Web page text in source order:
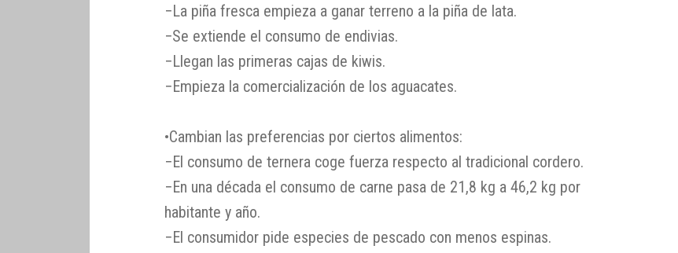
−La piña fresca empieza a ganar terreno a la piña de lata.
−Se extiende el consumo de endivias.
−Llegan las primeras cajas de kiwis.
−Empieza la comercialización de los aguacates.
•Cambian las preferencias por ciertos alimentos:
−El consumo de ternera coge fuerza respecto al tradicional cordero.
−En una década el consumo de carne pasa de 21,8 kg a 46,2 kg por
habitante y año.
−El consumidor pide especies de pescado con menos espinas.